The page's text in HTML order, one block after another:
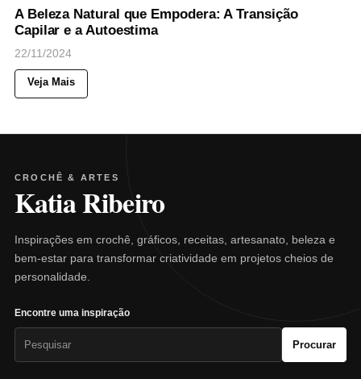
A Beleza Natural que Empodera: A Transição
Capilar e a Autoestima
22/11/2024
Veja Mais
CROCHÊ & ARTES
Katia Ribeiro
Inspirações em crochê, gráficos, receitas, artesanato, beleza e
bem-estar para transformar criatividade em projetos cheios de
personalidade.
Encontre uma inspiração
Procurar